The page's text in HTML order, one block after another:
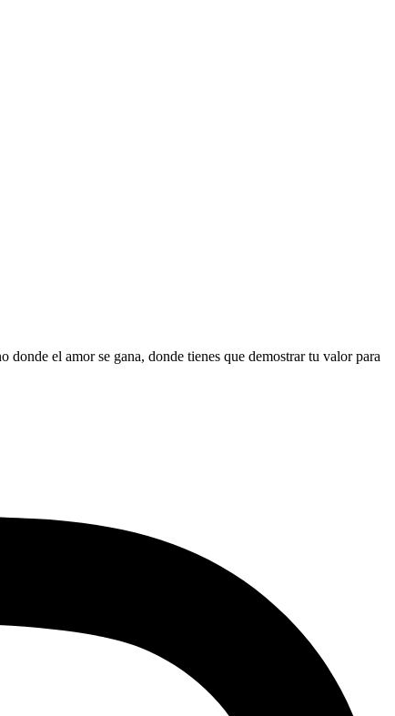
el amor se gana, donde tienes que demostrar tu valor para